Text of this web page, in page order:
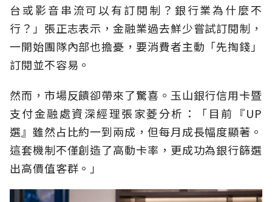
台或影音串流可以有訂閱制？銀行業為什麼不
行？」張正志表示，金融業過去鮮少嘗試訂閱制，
一開始團隊內部也擔憂，要消費者主動「先掏錢」
訂閱並不容易。
然而，市場反饋卻帶來了驚喜。玉山銀行信用卡暨
支付金融處資深經理張家菱分析：「目前『UP
選』雖然占比約一到兩成，但每月成長幅度顯著。
這套機制不僅創造了高動卡率，更成功為銀行篩選
出高價值客群。」